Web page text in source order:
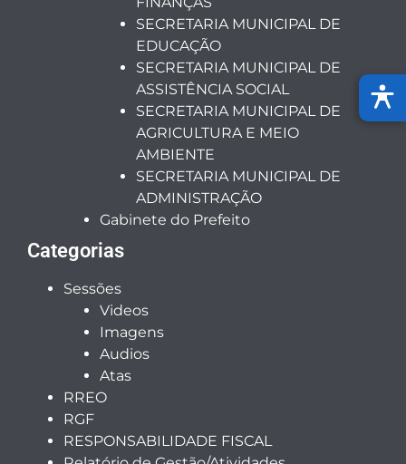
SECRETARIA MUNICIPAL DE
EDUCAÇÃO
SECRETARIA MUNICIPAL DE
ASSISTÊNCIA SOCIAL
SECRETARIA MUNICIPAL DE
AGRICULTURA E MEIO
AMBIENTE
SECRETARIA MUNICIPAL DE
ADMINISTRAÇÃO
Gabinete do Prefeito
Categorias
Sessões
Videos
Imagens
Audios
Atas
RREO
RGF
RESPONSABILIDADE FISCAL